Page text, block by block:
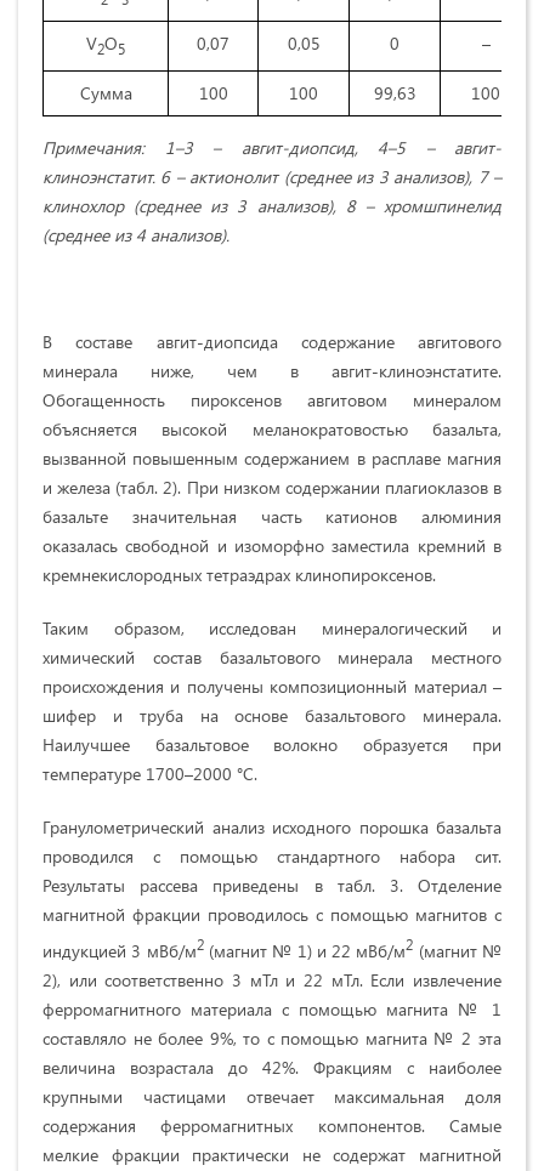
V2O5 0,07 0,05 0 –
Сумма 100 100 99,63 100
Примечания: 1–3 – авгит-диопсид, 4–5 – авгит-
клиноэнстатит. 6 – актионолит (среднее из 3 анализов), 7 –
клинохлор (среднее из 3 анализов), 8 – хромшпинелид
(среднее из 4 анализов).
В составе авгит-диопсида содержание авгитового
минерала ниже, чем в авгит-клиноэнстатите.
Обогащенность пироксенов авгитовом минералом
объясняется высокой меланократовостью базальта,
вызванной повышенным содержанием в расплаве магния
и железа (табл. 2). При низком содержании плагиоклазов в
базальте значительная часть катионов алюминия
оказалась свободной и изоморфно заместила кремний в
кремнекислородных тетраэдрах клинопироксенов.
Таким образом, исследован минералогический и
химический состав базальтового минерала местного
происхождения и получены композиционный материал –
шифер и труба на основе базальтового минерала.
Наилучшее базальтовое волокно образуется при
температуре 1700–2000 °С.
Гранулометрический анализ исходного порошка базальта
проводился с помощью стандартного набора сит.
Результаты рассева приведены в табл. 3. Отделение
магнитной фракции проводилось с помощью магнитов с
индукцией 3 мВб/м2(магнит № 1) и 22 мВб/м2 (магнит №
2), или соответственно 3 мТл и 22 мТл. Если извлечение
ферромагнитного материала с помощью магнита № 1
составляло не более 9%, то с помощью магнита № 2 эта
величина возрастала до 42%. Фракциям с наиболее
крупными частицами отвечает максимальная доля
содержания ферромагнитных компонентов. Самые
мелкие фракции практически не содержат магнитной